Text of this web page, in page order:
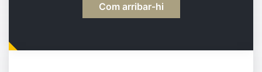
Com arribar-hi